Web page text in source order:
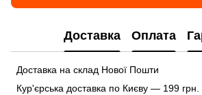
Доставка Оплата
Доставка на склад Нової Пошти
Кур'єрська доставка по Києву — 199 грн.